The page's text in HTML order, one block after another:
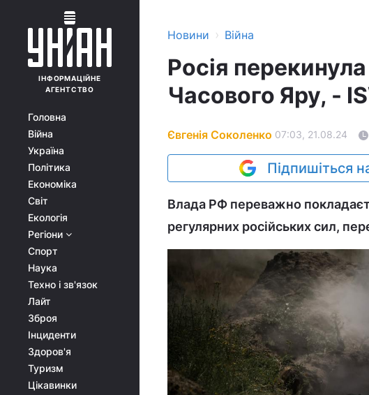
ІНФОРМАЦІЙНЕ
АГЕНТСТВО
Головна
Війна
Україна
Політика
Економіка
Світ
Екологія
Регіони
Спорт
Наука
Техно і зв'язок
Лайт
Зброя
Інциденти
Здоров'я
Туризм
Цікавинки
Новини › Війна
Росія
Часового Яру, -
Євгенія Соколенко 07:03, 21.08.24
Підпишіться
Влада РФ переважно
регулярних російських сил,